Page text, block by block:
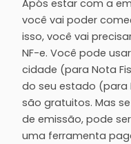
Após estar com a
você vai poder
isso, você vai
NF-e. Você pode
cidade (para Nota
do seu estado (para
são gratuitos. Mas
de emissão, pode
uma ferramenta